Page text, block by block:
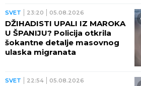
SVET 23:20 05.08.2026
DŽIHADISTI UPALI IZ MAROKA
U ŠPANIJU? Policija otkrila
šokantne detalje masovnog
ulaska migranata
SVET 22:54 05.08.2026